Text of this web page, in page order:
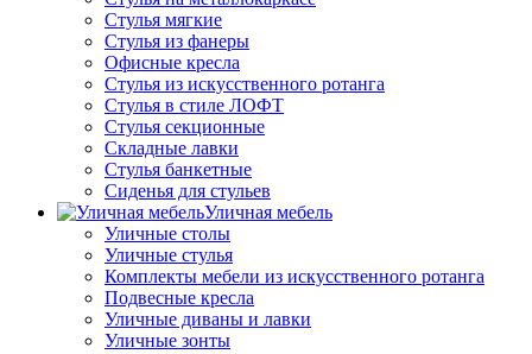
Стулья мягкие
Стулья из фанеры
Офисные кресла
Стулья из искусственного ротанга
Стулья в стиле ЛОФТ
Стулья секционные
Складные лавки
Стулья банкетные
Сиденья для стульев
Уличная мебель
Уличные столы
Уличные стулья
Комплекты мебели из искусственного ротанга
Подвесные кресла
Уличные диваны и лавки
Уличные зонты